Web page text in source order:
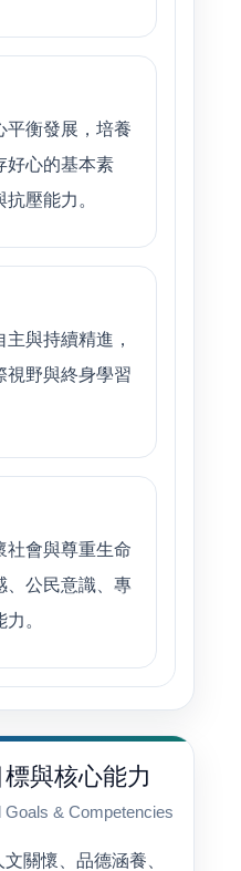
平衡發展，培養
好心的基本素
壓能力。
與持續精進，
視野與終身學習
社會與尊重生命
、公民意識、專
。
與核心能力
& Competencies
關懷、品德涵養、